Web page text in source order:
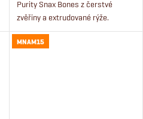
Purity Snax Bones z čerstvé
zvěřiny a extrudované rýže.
Přírodní pamlsek pro psy z
čerstvého masa ve tvaru kosti
MNAM15